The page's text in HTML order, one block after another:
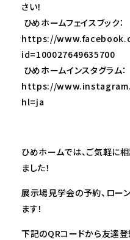
さい！
ひめホームフェイスブック：
https://
id=100027649635700
ひめホームインスタグラム：
https://
hl=ja
ひめホームでは、ご気軽に
ました！
展示場見学会の予約、ロー
ます！
下記のQRコードから友達登